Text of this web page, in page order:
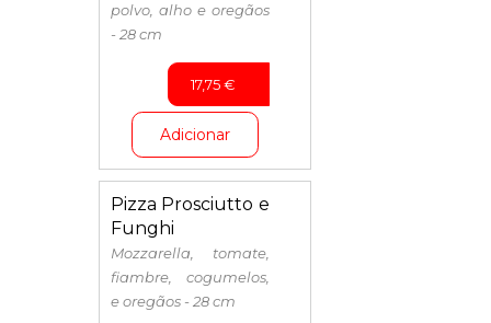
polvo, alho e oregãos
- 28 cm
17,75€
Adicionar
Pizza Prosciutto e
Funghi
Mozzarella, tomate,
fiambre, cogumelos,
e oregãos - 28 cm